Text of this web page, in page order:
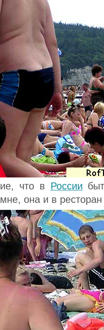
что в России
она и в